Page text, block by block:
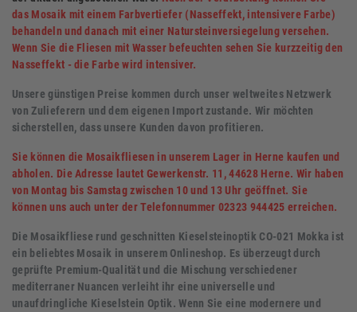
das Mosaik mit einem Farbvertiefer (Nasseffekt, intensivere Farbe)
behandeln und danach mit einer Natursteinversiegelung versehen.
Wenn Sie die Fliesen mit Wasser befeuchten sehen Sie kurzzeitig den
Nasseffekt - die Farbe wird intensiver.
Unsere günstigen Preise kommen durch unser weltweites Netzwerk
von Zulieferern und dem eigenen Import zustande. Wir möchten
sicherstellen, dass unsere Kunden davon profitieren.
Sie können die Mosaikfliesen in unserem Lager in Herne kaufen und
abholen. Die Adresse lautet Gewerkenstr. 11, 44628 Herne. Wir haben
von Montag bis Samstag zwischen 10 und 13 Uhr geöffnet. Sie
können uns auch unter der Telefonnummer 02323 944425 erreichen.
Die Mosaikfliese rund geschnitten Kieselsteinoptik CO-021 Mokka ist
ein beliebtes Mosaik in unserem Onlineshop. Es überzeugt durch
geprüfte Premium-Qualität und die Mischung verschiedener
mediterraner Nuancen verleiht ihr eine universelle und
unaufdringliche Kieselstein Optik. Wenn Sie eine modernere und